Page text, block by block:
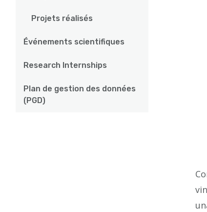
Projets réalisés
Événements scientifiques
Research Internships
Plan de gestion des données
(PGD)